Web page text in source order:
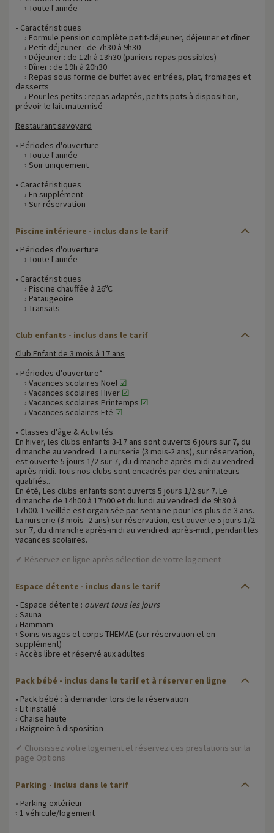
› Toute l'année
• Caractéristiques
› Formule pension complète petit-déjeuner, déjeuner et dîner
› Petit déjeuner : de 7h30 à 9h30
› Déjeuner : de 12h à 13h30 (paniers repas possibles)
› Dîner : de 19h à 20h30
› Repas sous forme de buffet avec entrées, plat, fromages et
desserts
› Pour les petits : repas adaptés, petits pots à disposition,
prévoir le lait maternisé
Restaurant savoyard
• Périodes d'ouverture
› Toute l'année
› Soir uniquement
• Caractéristiques
› En supplément
› Sur réservation
Piscine intérieure - inclus dans le tarif
• Périodes d'ouverture
› Toute l'année
• Caractéristiques
› Piscine chauffée à 26ºC
› Pataugeoire
› Transats
Club enfants - inclus dans le tarif
Club Enfant de 3 mois à 17 ans
• Périodes d'ouverture*
› Vacances scolaires Noël ☑
› Vacances scolaires Hiver ☑
› Vacances scolaires Printemps ☑
› Vacances scolaires Eté ☑
• Classes d'âge & Activités
En hiver, les clubs enfants 3-17 ans sont ouverts 6 jours sur 7, du
dimanche au vendredi. La nurserie (3 mois-2 ans), sur réservation,
est ouverte 5 jours 1/2 sur 7, du dimanche après-midi au vendredi
après-midi. Tous nos clubs sont encadrés par des animateurs
qualifiés..
En été, Les clubs enfants sont ouverts 5 jours 1/2 sur 7. Le
dimanche de 14h00 à 17h00 et du lundi au vendredi de 9h30 à
17h00. 1 veillée est organisée par semaine pour les plus de 3 ans.
La nurserie (3 mois- 2 ans) sur réservation, est ouverte 5 jours 1/2
sur 7, du dimanche après-midi au vendredi après-midi, pendant les
vacances scolaires.
✔ Réservez en ligne après sélection de votre logement
Espace détente - inclus dans le tarif
• Espace détente : ouvert tous les jours
› Sauna
› Hammam
› Soins visages et corps THEMAE (sur réservation et en
supplément)
› Accès libre et réservé aux adultes
Pack bébé - inclus dans le tarif et à réserver en ligne
• Pack bébé : à demander lors de la réservation
› Lit installé
› Chaise haute
› Baignoire à disposition
✔ Choisissez votre logement et réservez ces prestations sur la
page Options
Parking - inclus dans le tarif
• Parking extérieur
› 1 véhicule/logement